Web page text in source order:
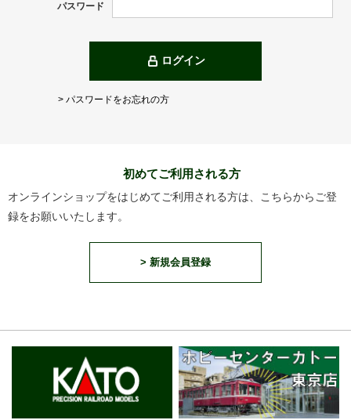
パスワード
ログイン
> パスワードをお忘れの方
初めてご利用される方
オンラインショップをはじめてご利用される方は、こちらからご登
録をお願いいたします。
> 新規会員登録